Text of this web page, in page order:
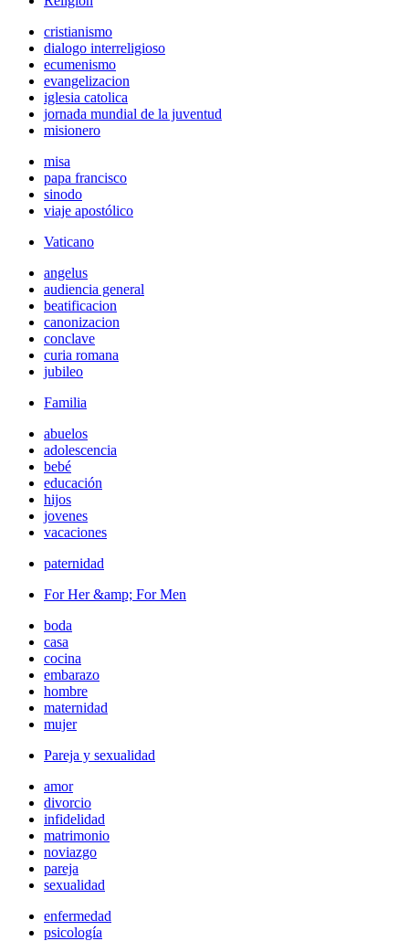
cristianismo
dialogo interreligioso
ecumenismo
evangelizacion
iglesia catolica
jornada mundial de la juventud
misionero
misa
papa francisco
sinodo
viaje apostólico
Vaticano
angelus
audiencia general
beatificacion
canonizacion
conclave
curia romana
jubileo
Familia
abuelos
adolescencia
bebé
educación
hijos
jovenes
vacaciones
paternidad
For Her &amp; For Men
boda
casa
cocina
embarazo
hombre
maternidad
mujer
Pareja y sexualidad
amor
divorcio
infidelidad
matrimonio
noviazgo
pareja
sexualidad
enfermedad
psicología